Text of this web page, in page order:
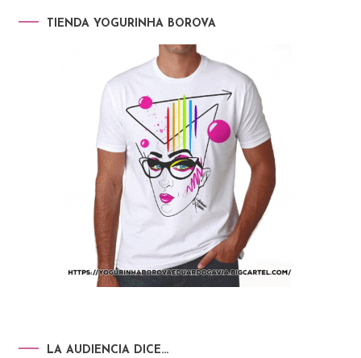
TIENDA YOGURINHA BOROVA
LA AUDIENCIA DICE…